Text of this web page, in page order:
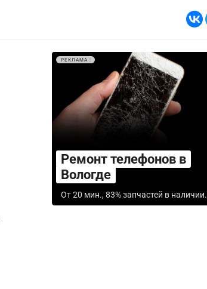
РЕКЛАМА
Ремонт телефонов в
Вологде
От 20 мин., 83% запчастей в наличии.